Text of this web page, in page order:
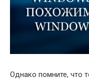
Однако помните, что